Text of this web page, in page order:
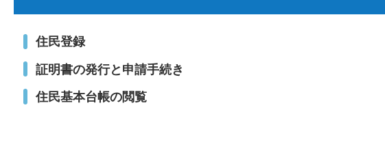
住民登録
証明書の発行と申請手続き
住民基本台帳の閲覧